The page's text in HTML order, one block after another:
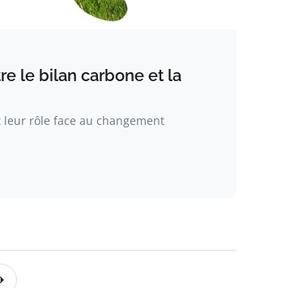
le bilan carbone et la
leur rôle face au changement